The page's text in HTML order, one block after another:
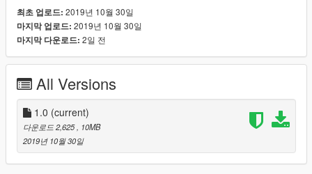
최초 업로드: 2019년 10월 30일
마지막 업로드: 2019년 10월 30일
마지막 다운로드: 2일 전
All Versions
1.0 (current)
다운로드 2,625
, 10MB
2019년 10월 30일